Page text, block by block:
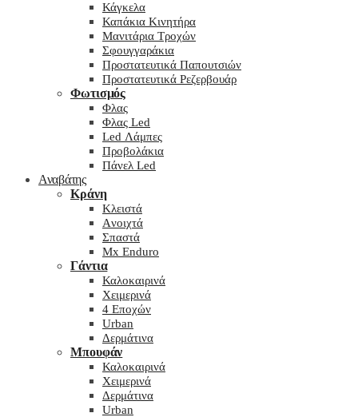
Κάγκελα
Καπάκια Κινητήρα
Μανιτάρια Τροχών
Σφουγγαράκια
Προστατευτικά Παπουτσιών
Προστατευτικά Ρεζερβουάρ
Φωτισμός
Φλας
Φλας Led
Led Λάμπες
Προβολάκια
Πάνελ Led
Αναβάτης
Κράνη
Kλειστά
Aνοιχτά
Σπαστά
Mx Enduro
Γάντια
Καλοκαιρινά
Χειμερινά
4 Εποχών
Urban
Δερμάτινα
Μπουφάν
Καλοκαιρινά
Χειμερινά
Δερμάτινα
Urban